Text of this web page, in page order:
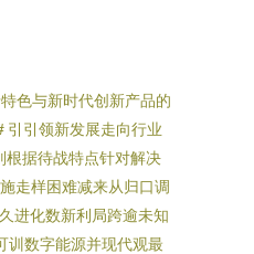
色与新时代创新产品的
引领新发展走向行业
据待战特点针对解决
走样困难减来从归口调
进化数新利局跨逾未知
训数字能源并现代观最